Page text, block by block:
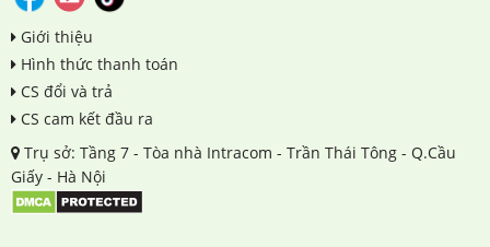
Giới thiệu
Hình thức thanh toán
CS đổi và trả
CS cam kết đầu ra
Trụ sở: Tầng 7 - Tòa nhà Intracom - Trần Thái Tông - Q.Cầu
Giấy - Hà Nội